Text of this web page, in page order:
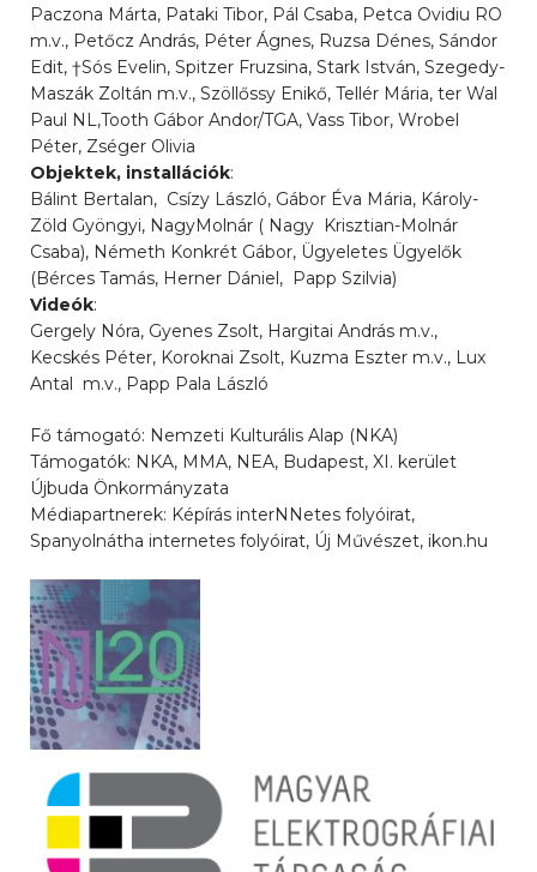
Paczona Márta, Pataki Tibor, Pál Csaba, Petca Ovidiu RO
m.v., Petőcz András, Péter Ágnes, Ruzsa Dénes, Sándor
Edit, †Sós Evelin, Spitzer Fruzsina, Stark István, Szegedy-
Maszák Zoltán m.v., Szöllőssy Enikő, Tellér Mária, ter Wal
Paul NL,Tooth Gábor Andor/TGA, Vass Tibor, Wrobel
Péter, Zséger Olivia
Objektek, installációk:
Bálint Bertalan, Csízy László, Gábor Éva Mária, Károly-
Zöld Gyöngyi, NagyMolnár ( Nagy Krisztian-Molnár
Csaba), Németh Konkrét Gábor, Ügyeletes Ügyelők
(Bérces Tamás, Herner Dániel, Papp Szilvia)
Videók:
Gergely Nóra, Gyenes Zsolt, Hargitai András m.v.,
Kecskés Péter, Koroknai Zsolt, Kuzma Eszter m.v., Lux
Antal m.v., Papp Pala László
Fő támogató: Nemzeti Kulturális Alap (NKA)
Támogatók: NKA, MMA, NEA, Budapest, XI. kerület
Újbuda Önkormányzata
Médiapartnerek: Képírás interNNetes folyóirat,
Spanyolnátha internetes folyóirat, Új Művészet, ikon.hu